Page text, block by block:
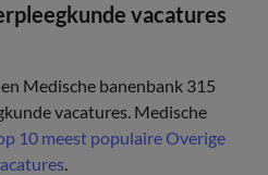
vacatures
Medische banenbank 315
vacatures. Medische
10 meest populaire Overige
.